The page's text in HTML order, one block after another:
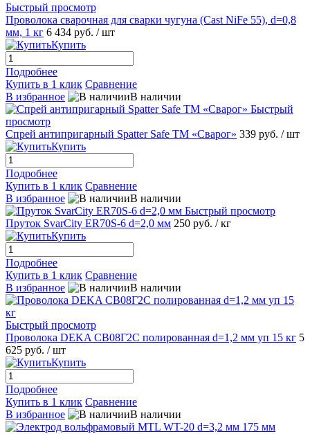
Быстрый просмотр
Проволока сварочная для сварки чугуна (Cast NiFe 55), d=0,8
мм, 1 кг 6 434 руб. / шт
Купить
Подробнее
Купить в 1 клик Сравнение
В избранное
В наличии
Быстрый
просмотр
Спрей антипригарный Spatter Safe ТМ «Сварог» 339 руб. / шт
Купить
Подробнее
Купить в 1 клик Сравнение
В избранное
В наличии
Быстрый просмотр
Пруток SvarCity ER70S-6 d=2,0 мм 250 руб. / кг
Купить
Подробнее
Купить в 1 клик Сравнение
В избранное
В наличии
Быстрый просмотр
Проволока DEKA СВ08Г2С полированная d=1,2 мм уп 15 кг 5
625 руб. / шт
Купить
Подробнее
Купить в 1 клик Сравнение
В избранное
В наличии